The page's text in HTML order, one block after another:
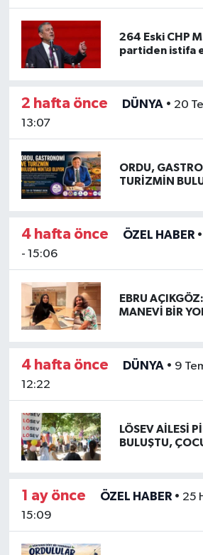
264 Eski CHP
partiden istifa
2 hafta önce DÜNYA• 20
13:07
ORDU,
TURİZMİN
4 hafta önce ÖZEL HABER•
- 15:06
EBRU
MANEVİ BİR
4 hafta önce DÜNYA• 9
12:22
LÖSEV AİLESİ
BULUŞTU,
1 ay önce ÖZEL HABER• 25
15:09